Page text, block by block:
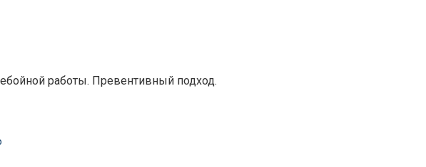
работы. Превентивный подход.